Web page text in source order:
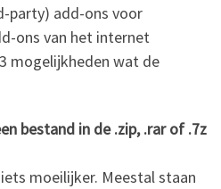
party) add-ons voor
ons van het internet
mogelijkheden wat de
bestand in de .zip, .rar of .7z
moeilijker. Meestal staan